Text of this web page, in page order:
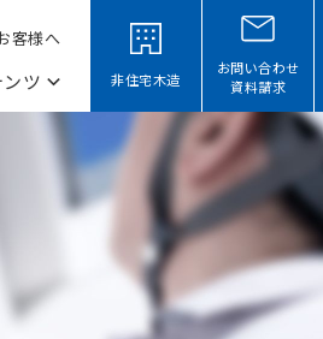
客様へ
ツ 非住宅木造
お問い合わせ
資料請求